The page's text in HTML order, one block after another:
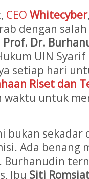
CEO Whitecyber
dengan
Prof. Dr.
UIN
setiap hari
Riset dan
waktu untuk
bukan
Ada benang
Burhanudin
Ibu Siti